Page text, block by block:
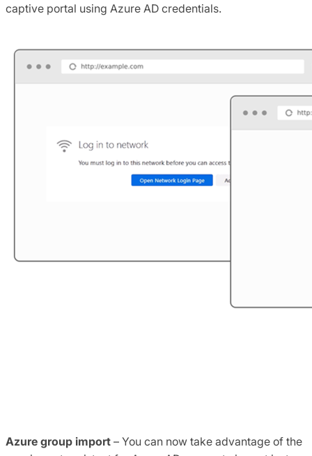
captive portal using Azure AD credentials.
Azure group import – You can now take advantage of the